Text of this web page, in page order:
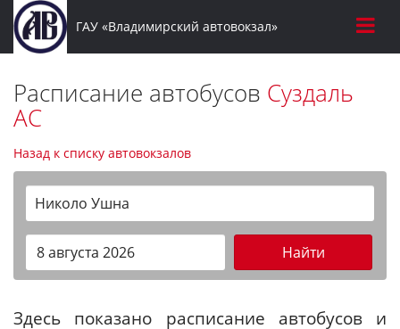
ГАУ «Владимирский автовокзал»
Расписание автобусов Суздаль
АС
Назад к списку автовокзалов
Николо Ушна
Найти
Здесь показано расписание автобусов и